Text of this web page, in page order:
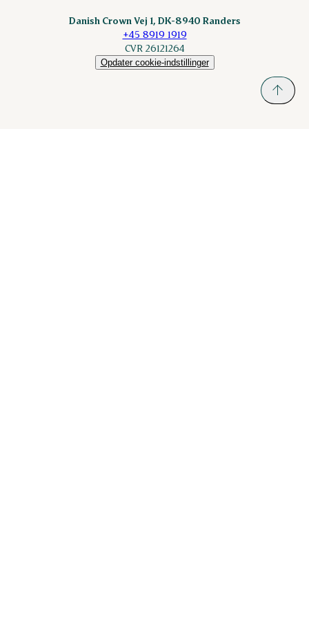
Danish Crown Vej 1, DK-8940 Randers
+45 8919 1919
CVR 26121264
Opdater cookie-indstillinger